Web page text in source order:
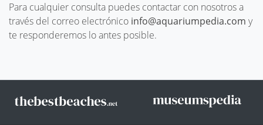
Para cualquier consulta puedes contactar con nosotros a
través del correo electrónico info@aquariumpedia.com y
te responderemos lo antes posible.